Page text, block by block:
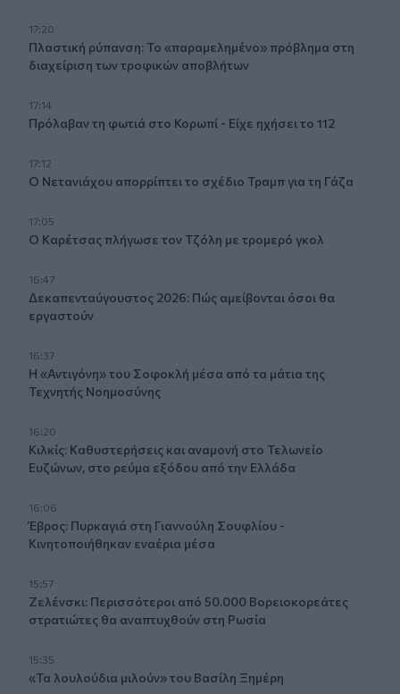
17:20
Πλαστική ρύπανση: Το «παραμελημένο» πρόβλημα στη
διαχείριση των τροφικών αποβλήτων
17:14
Πρόλαβαν τη φωτιά στο Κορωπί - Είχε ηχήσει το 112
17:12
Ο Νετανιάχου απορρίπτει το σχέδιο Τραμπ για τη Γάζα
17:05
Ο Καρέτσας πλήγωσε τον Τζόλη με τρομερό γκολ
16:47
Δεκαπενταύγουστος 2026: Πώς αμείβονται όσοι θα
εργαστούν
16:37
Η «Αντιγόνη» του Σοφοκλή μέσα από τα μάτια της
Τεχνητής Νοημοσύνης
16:20
Κιλκίς: Καθυστερήσεις και αναμονή στο Τελωνείο
Ευζώνων, στο ρεύμα εξόδου από την Ελλάδα
16:06
Έβρος: Πυρκαγιά στη Γιαννούλη Σουφλίου -
Κινητοποιήθηκαν εναέρια μέσα
15:57
Ζελένσκι: Περισσότεροι από 50.000 Βορειοκορεάτες
στρατιώτες θα αναπτυχθούν στη Ρωσία
15:35
«Τα λουλούδια μιλούν» του Βασίλη Ξημέρη